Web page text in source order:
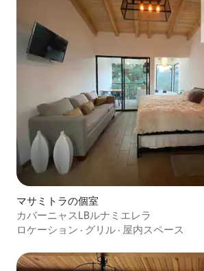
マサミトラの個室
カバーニャスLBルナミエレラ
ロケーション · グリル · 屋内スペース